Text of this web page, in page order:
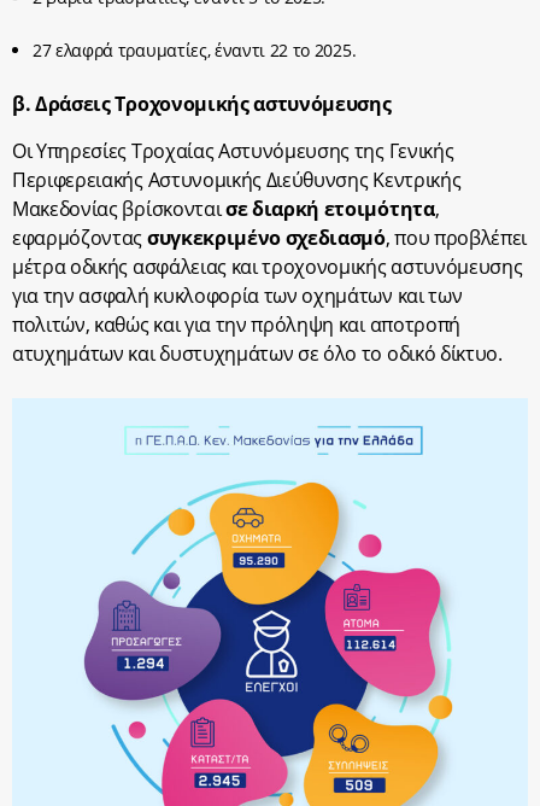
27 ελαφρά τραυματίες, έναντι 22 το 2025.
β. Δράσεις Τροχονομικής αστυνόμευσης
Οι Υπηρεσίες Τροχαίας Αστυνόμευσης της Γενικής
Περιφερειακής Αστυνομικής Διεύθυνσης Κεντρικής
Μακεδονίας βρίσκονταισε διαρκή ετοιμότητα,
εφαρμόζονταςσυγκεκριμένο σχεδιασμό, που προβλέπει
μέτρα οδικής ασφάλειας και τροχονομικής αστυνόμευσης
για την ασφαλή κυκλοφορία των οχημάτων και των
πολιτών, καθώς και για την πρόληψη και αποτροπή
ατυχημάτων και δυστυχημάτων σε όλο το οδικό δίκτυο.